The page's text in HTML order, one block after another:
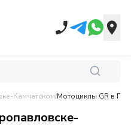
Камчатском/Мотоциклы GR в